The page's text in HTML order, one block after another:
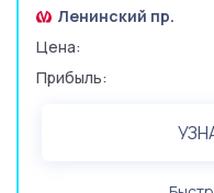
Ленинский пр.
Цена:
Прибыль: